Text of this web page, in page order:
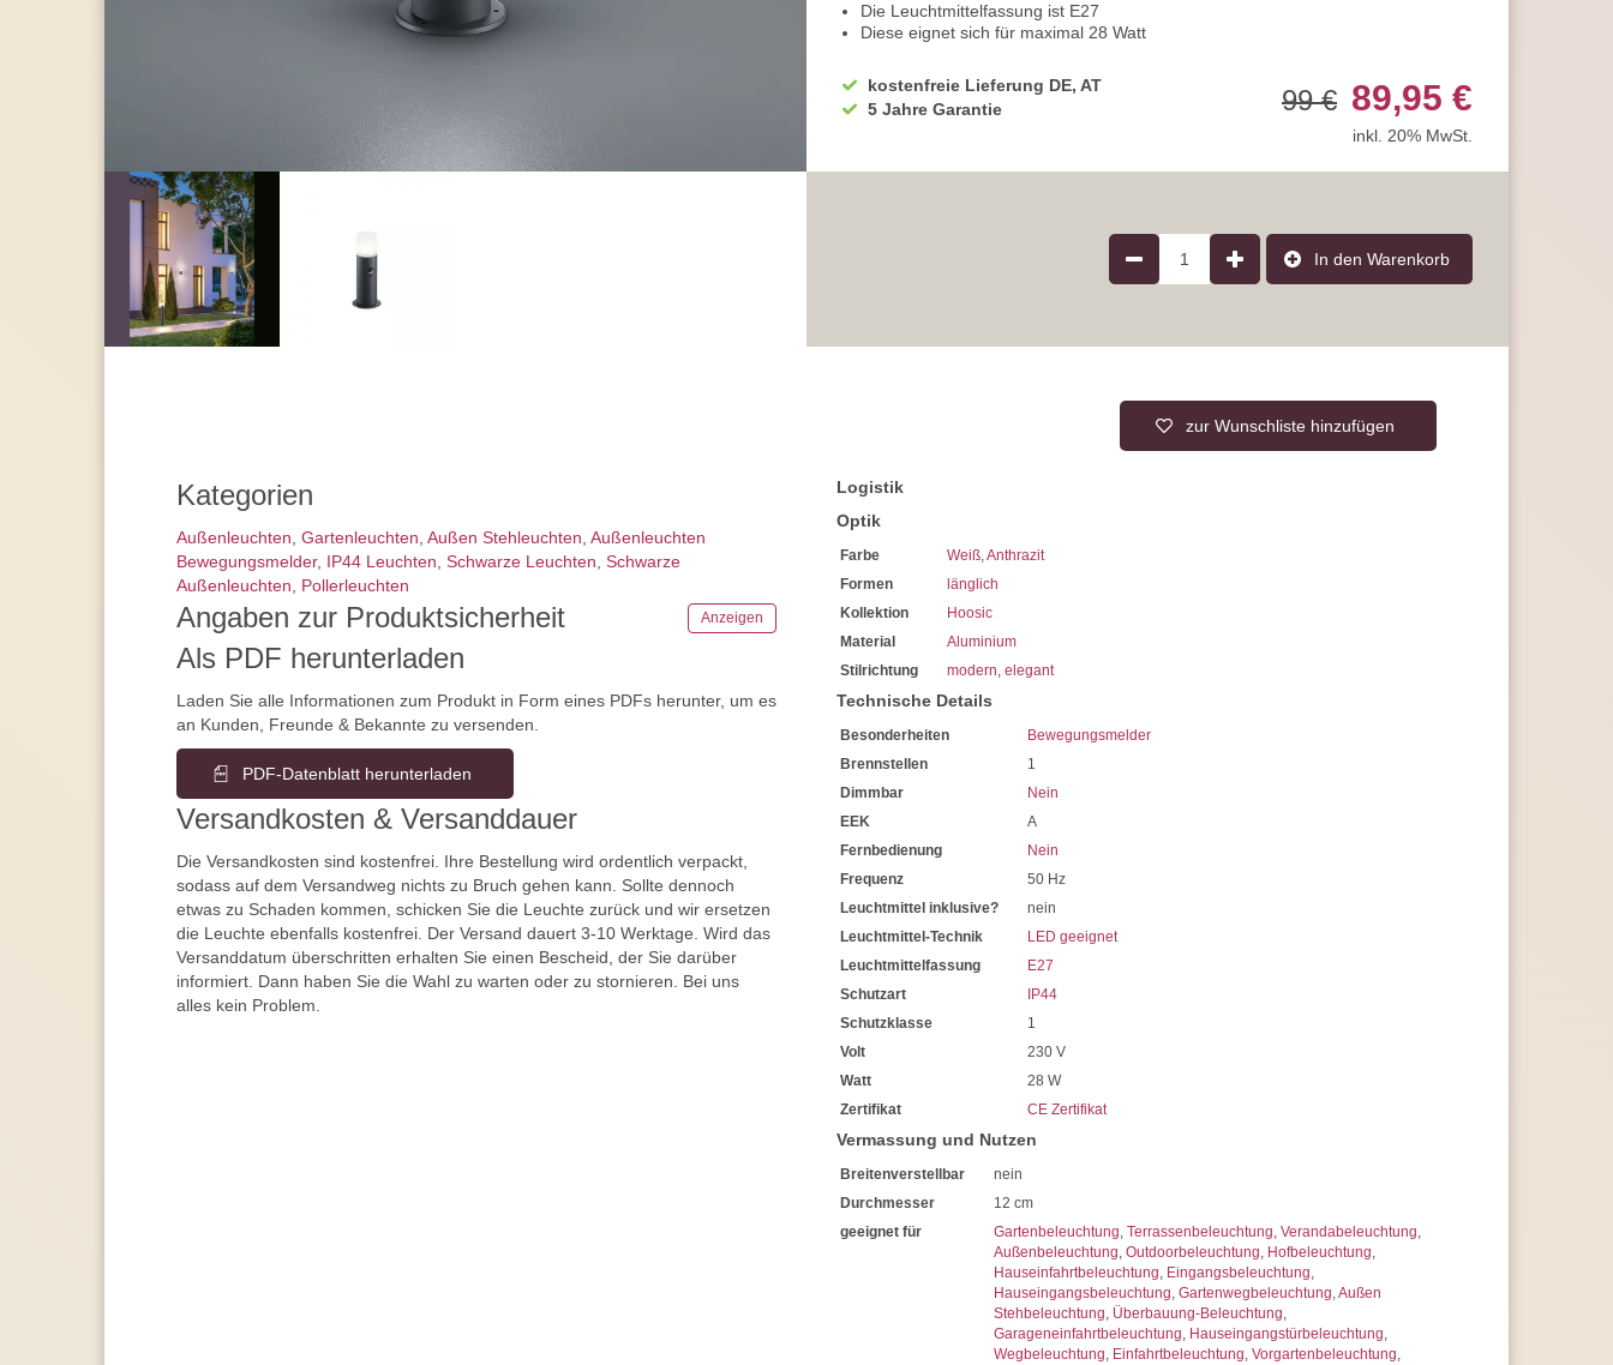
Die Leuchtmittelfassung ist E27
Diese eignet sich für maximal 28 Watt
Für einen sparsamen Energieverbrauch empfehlen wir
Das Leuchtmittel ist nicht im Lieferumfang enthalten
Bestellen Sie dieses gerne mit
kostenfreie Lieferung DE, AT
5 Jahre Garantie
99 € 89,95 €
inkl. 20% MwSt.
1 In den Warenkorb
zur Wunschliste hinzufügen
Kategorien
Außen­leuchten, Gartenleuchten, Außen Stehleuchten, Außenleuchten
Bewegungs­melder, IP44 Leuchten, Schwarze Leuchten, Schwarze
Außenleuchten, Pollerleuchten
Angaben zur Produktsicherheit Anzeigen
Als PDF herunterladen
Laden Sie alle Informationen zum Produkt in Form eines PDFs herunter, um es
an Kunden, Freunde & Bekannte zu versenden.
PDF-Datenblatt herunterladen
Versandkosten & Versanddauer
Die Versandkosten sind kostenfrei. Ihre Bestellung wird ordentlich verpackt,
sodass auf dem Versandweg nichts zu Bruch gehen kann. Sollte dennoch
etwas zu Schaden kommen, schicken Sie die Leuchte zurück und wir ersetzen
die Leuchte ebenfalls kostenfrei. Der Versand dauert 3-10 Werktage. Wird das
Versanddatum überschritten erhalten Sie einen Bescheid, der Sie darüber
informiert. Dann haben Sie die Wahl zu warten oder zu stornieren. Bei uns
alles kein Problem.
Logistik
Optik
Farbe Weiß,Anthrazit
Formen
länglich
Kollektion
Hoosic
Material
Aluminium
Stilrichtung
modern, elegant
Technische Details
Besonderheiten
Bewegungsmelder
Brennstellen
1
Dimmbar
Nein
EEK
A
Fernbedienung
Nein
Frequenz
50 Hz
Leuchtmittel inklusive?
nein
Leuchtmittel-Technik
LED geeignet
Leuchtmittelfassung
E27
Schutzart
IP44
Schutzklasse
1
Volt
230 V
Watt
28 W
Zertifikat
CE Zertifikat
Vermassung und Nutzen
Breitenverstellbar
nein
Durchmesser
12 cm
geeignet für
Gartenbeleuchtung, Terrassenbeleuchtung, Verandabeleuchtung,
Außenbeleuchtung, Outdoorbeleuchtung, Hofbeleuchtung,
Hauseinfahrtbeleuchtung, Eingangsbeleuchtung,
Hauseingangsbeleuchtung, Gartenwegbeleuchtung,Außen
Stehbeleuchtung, Überbauung-Beleuchtung,
Garageneinfahrtbeleuchtung, Hauseingangstürbeleuchtung,
Wegbeleuchtung, Einfahrtbeleuchtung, Vorgartenbeleuchtung,